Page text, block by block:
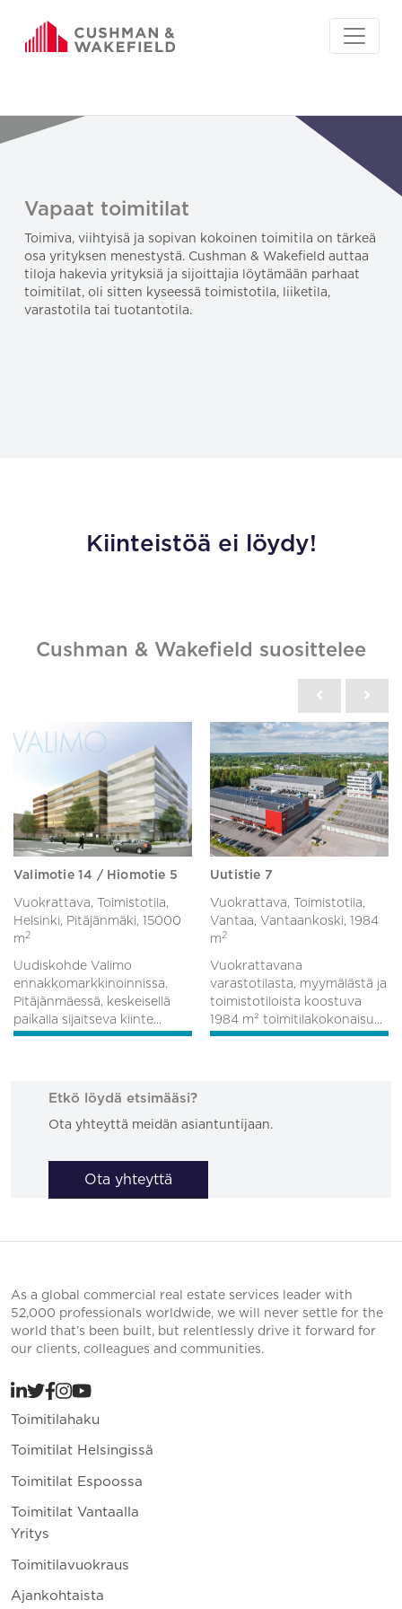
Vapaat toimitilat
Toimiva, viihtyisä ja sopivan kokoinen toimitila on tärkeä
osa yrityksen menestystä. Cushman & Wakefield auttaa
tiloja hakevia yrityksiä ja sijoittajia löytämään parhaat
toimitilat, oli sitten kyseessä toimistotila, liiketila,
varastotila tai tuotantotila.
Kiinteistöä ei löydy!
Cushman & Wakefield suosittelee
Valimotie 14 / Hiomotie 5
Vuokrattava, Toimistotila,
Helsinki, Pitäjänmäki, 15000
m 2
Uudiskohde Valimo
ennakkomarkkinoinnissa.
Pitäjänmäessä, keskeisellä
paikalla sijaitseva kiinte...
Uutistie 7
Vuokrattava, Toimistotila,
Vantaa, Vantaankoski, 1984
m 2
Vuokrattavana
varastotilasta, myymälästä ja
toimistotiloista koostuva
1984 m² toimitilakokonaisu...
Etkö löydä etsimääsi?
Ota yhteyttä meidän asiantuntijaan.
Ota yhteyttä
As a global commercial real estate services leader with
52,000 professionals worldwide, we will never settle for the
world that’s been built, but relentlessly drive it forward for
our clients, colleagues and communities.
Toimitilahaku
Toimitilat Helsingissä
Toimitilat Espoossa
Toimitilat Vantaalla
Yritys
Toimitilavuokraus
Ajankohtaista